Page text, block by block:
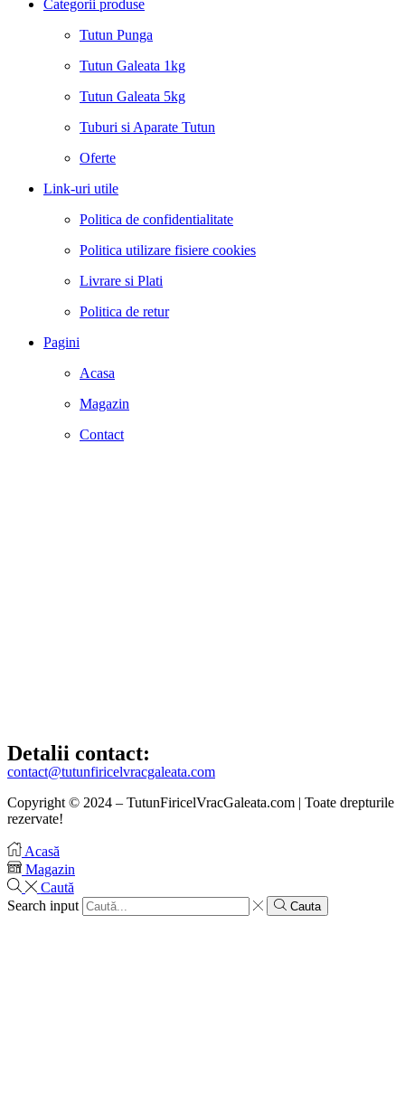
Categorii produse
Tutun Punga
Tutun Galeata 1kg
Tutun Galeata 5kg
Tuburi si Aparate Tutun
Oferte
Link-uri utile
Politica de confidentialitate
Politica utilizare fisiere cookies
Livrare si Plati
Politica de retur
Pagini
Acasa
Magazin
Contact
Detalii contact:
contact@tutunfiricelvracgaleata.com
Copyright © 2024 – TutunFiricelVracGaleata.com | Toate drepturile
rezervate!
Acasă
Magazin
Caută
Search input
Cauta